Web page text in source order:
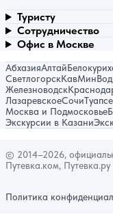
Туристу
Сотрудничество
Офис в Москве
АбхазияАлтай
Светлогорск
Железноводск
ЛазаревскоеСочиТуапсе
Москва и Подмосковье
Экскурсии в Казани
© 2014–2026,
Путевка.ком, Путевка.ру
Политика